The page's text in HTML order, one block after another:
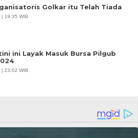
Golkar itu Telah Tiada
| 19:35 WIB
ini Layak Masuk Bursa Pilgub
| 23:02 WIB